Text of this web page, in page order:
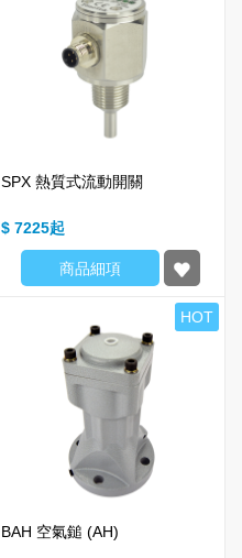
SPX 熱質式流動開關
$ 7225
商品細項
HOT
BAH 空氣鎚 (AH)